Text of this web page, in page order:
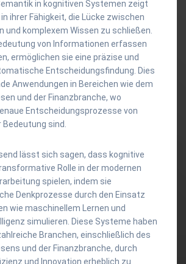
in kognitiven Systemen zeigt
ihrer Fähigkeit, die Lücke zwischen
und komplexem Wissen zu schließen.
von Informationen erfassen
ermöglichen sie eine präzise und
Entscheidungsfindung. Dies
Anwendungen in Bereichen wie dem
und der Finanzbranche, wo
Entscheidungsprozesse von
sind.
lässt sich sagen, dass kognitive
Rolle in der modernen
spielen, indem sie
Denkprozesse durch den Einsatz
wie maschinellem Lernen und
simulieren. Diese Systeme haben
Branchen, einschließlich des
und der Finanzbranche, durch
und Innovation erheblich zu